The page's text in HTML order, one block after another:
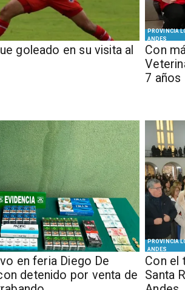
goleado en su visita al
PROVINCIA
ANDES
Con
7 años
en feria Diego De
detenido por venta de
PROVINCIA
ANDES
Con el
Santa